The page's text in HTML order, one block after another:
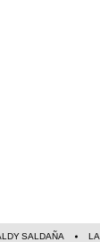
SALDAÑA